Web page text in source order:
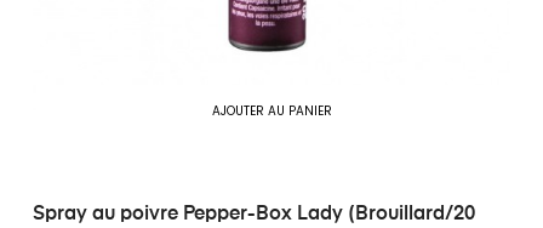
AJOUTER AU PANIER
Spray au poivre Pepper-Box Lady (Brouillard/20